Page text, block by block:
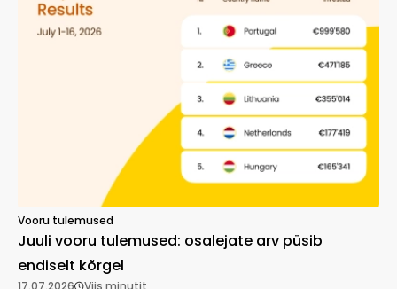
Vooru tulemused
Juuli vooru tulemused: osalejate arv püsib
endiselt kõrgel